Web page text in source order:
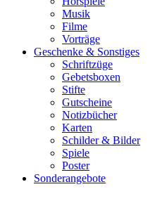
Musik
Filme
Vorträge
Geschenke & Sonstiges
Schriftzüge
Gebetsboxen
Stifte
Gutscheine
Notizbücher
Karten
Schilder & Bilder
Spiele
Poster
Sonderangebote